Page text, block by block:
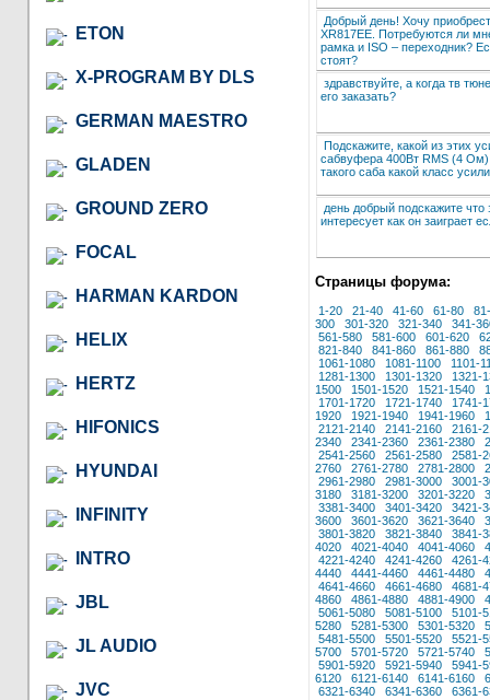
ETON
X-PROGRAM BY DLS
GERMAN MAESTRO
GLADEN
GROUND ZERO
FOCAL
HARMAN KARDON
HELIX
HERTZ
HIFONICS
HYUNDAI
INFINITY
INTRO
JBL
JL AUDIO
JVC
Добрый день! Хочу
XR817EE. Потребуются ли
рамка и ISO – переходник?
стоят?
здравствуйте, а когда тв
его заказать?
Подскажите, какой из этих
сабвуфера 400Вт RMS (4 Ом)
такого саба какой класс
день добрый подскажите
интересует как он заиграет
Страницы форума:
1-20 21-40 41-60 61-80
300
301-320 321-340
341-
561-580
581-600 601-620
821-840
841-860 861-880
1061-1080
1081-1100
1101-
1281-1300
1301-1320
1321-
1500
1501-1520 1521-1540
1701-1720
1721-1740
1741-
1920
1921-1940 1941-1960
2121-2140
2141-2160
2161-
2340
2341-2360 2361-2380
2541-2560
2561-2580
2581-
2760
2761-2780 2781-2800
2961-2980
2981-3000
3001-
3180
3181-3200 3201-3220
3381-3400
3401-3420
3421-
3600
3601-3620 3621-3640
3801-3820
3821-3840
3841-
4020
4021-4040 4041-4060
4221-4240
4241-4260
4261-
4440
4441-4460 4461-4480
4641-4660
4661-4680
4681-
4860
4861-4880 4881-4900
5061-5080
5081-5100
5101-
5280
5281-5300 5301-5320
5481-5500
5501-5520
5521-
5700
5701-5720 5721-5740
5901-5920
5921-5940
5941-
6120
6121-6140 6141-6160
6321-6340
6341-6360
6361-